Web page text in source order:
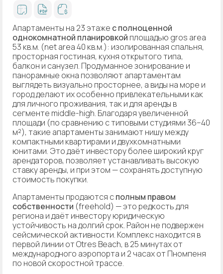
Апартаменты на 23 этаже с полноценной
однокомнатной планировкой площадью gros area
53 кв.м. (net area 40 кв.м.): изолированная спальня,
просторная гостиная, кухня открытого типа,
балкон и санузел. Продуманное зонирование и
панорамные окна позволяют апартаментам
выглядеть визуально просторнее, а виды на море и
город делают их особенно привлекательными как
для личного проживания, так и для аренды в
сегменте middle-high. Благодаря увеличенной
площади (по сравнению с типовыми студиями 36–40
м²), такие апартаменты занимают нишу между
компактными квартирами и двухкомнатными
юнитами. Это даёт инвестору более широкий круг
арендаторов, позволяет устанавливать высокую
ставку аренды, и при этом — сохранять доступную
стоимость покупки.
Апартаменты продаются сполным правом
собственности (freehold) — это редкость для
региона и даёт инвестору юридическую
устойчивость на долгий срок. Район не подвержен
сейсмической активности. Комплекс находится в
первой линии от Otres Beach, в 25 минутах от
международного аэропорта и 2 часах от Пномпеня
по новой скоростной трассе.